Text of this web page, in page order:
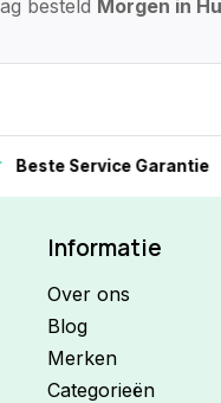
besteld Morgen in
Service Garantie
Informatie
Over ons
Blog
Merken
Categorieën